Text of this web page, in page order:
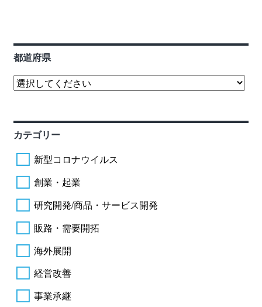
都道府県
カテゴリー
新型コロナウイルス
創業・起業
研究開発/商品・サービス開発
販路・需要開拓
海外展開
経営改善
事業承継